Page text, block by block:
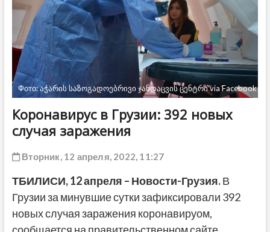
Фото: აჭარის საზოგადოებრივი ჯანდაცვის ცენტრი via Facebook
Коронавирус в Грузии: 392 новых
случая заражения
Вторник, 12 апреля, 2022, 11:27
ТБИЛИСИ, 12 апреля – Новости-Грузия.В
Грузии за минувшие сутки зафиксировали 392
новых случая заражения коронавируом,